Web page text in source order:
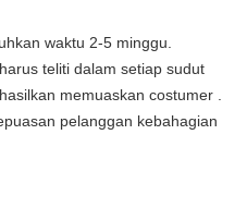
waktu 2-5 minggu.
teliti dalam setiap sudut
memuaskan costumer .
pelanggan kebahagian